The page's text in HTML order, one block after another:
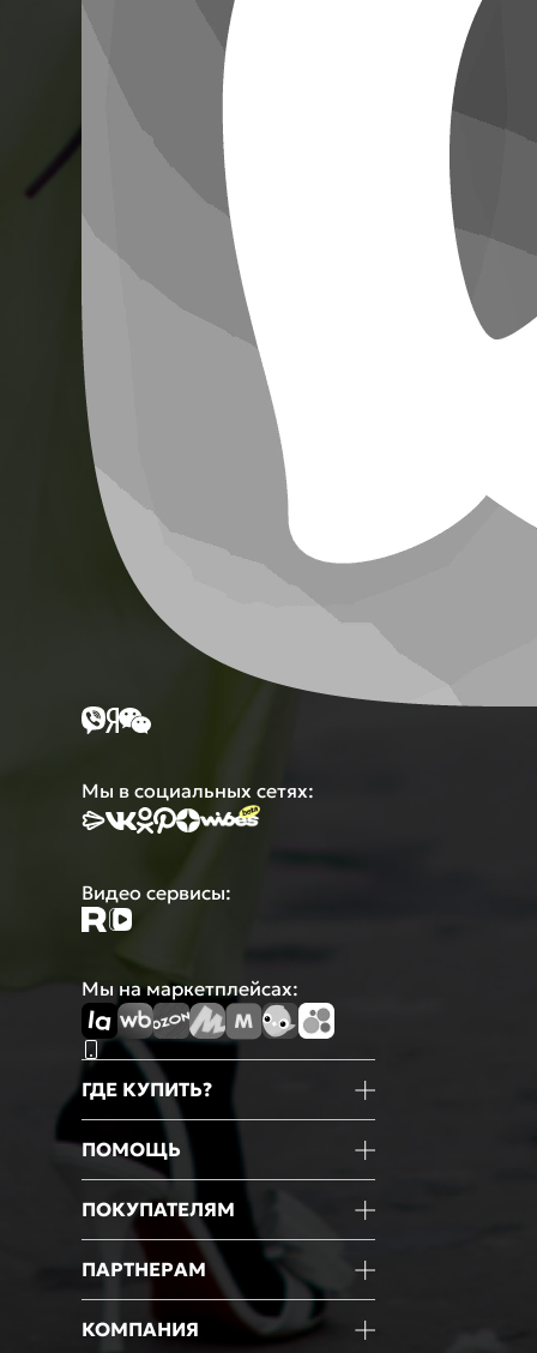
Мы в социальных сетях:
Видео сервисы:
Мы на маркетплейсах:
ГДЕ КУПИТЬ?
Маркетплейсы
ПОМОЩЬ
Информация о товаре
Оформление покупки
Доставка
Гарантии
ПОКУПАТЕЛЯМ
Новости
Мероприятия
ПАРТНЕРАМ
Оптовые продажи
КОМПАНИЯ